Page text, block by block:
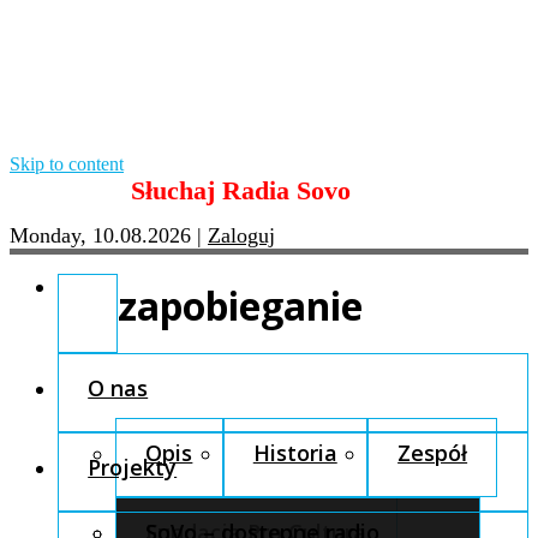
Skip to content
Słuchaj Radia Sovo
Monday, 10.08.2026 | Zaloguj
O nas
Opis Historia Zespół
Fundacja Pro Cultura
Projekty
SoVo – dostępne radio
zapobieganie